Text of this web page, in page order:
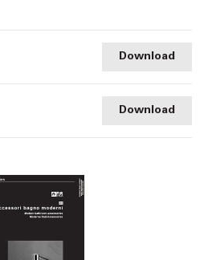
Download
Download